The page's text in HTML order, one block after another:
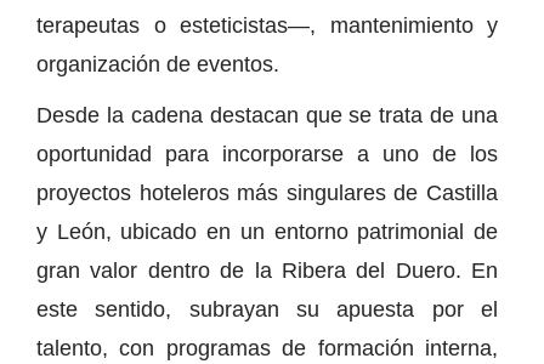
terapeutas o esteticistas—, mantenimiento y
organización de eventos.
Desde la cadena destacan que se trata de una
oportunidad para incorporarse a uno de los
proyectos hoteleros más singulares de Castilla
y León, ubicado en un entorno patrimonial de
gran valor dentro de la Ribera del Duero. En
este sentido, subrayan su apuesta por el
talento, con programas de formación interna,